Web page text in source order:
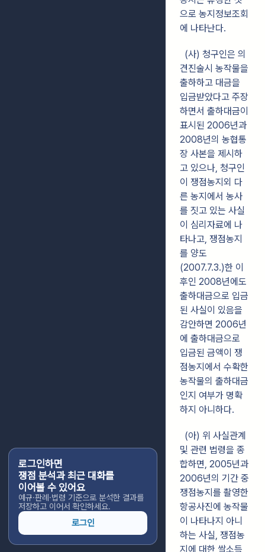
로그인하면
쟁점 분석과 최근 대화를
이어볼 수 있어요
예규·판례·법령 기준으로 분석한 결과를
저장하고 이어서 확인하세요.
로그인
으로 농지정보조회
에 나타난다.
(사) 청구인은 의
견진술시 농작물을
출하하고 대금을
입금받았다고 주장
하면서 출하대금이
표시된 2006년과
2008년의 농협통
장 사본을 제시하
고 있으나, 청구인
이 쟁점농지외 다
른 농지에서 농사
를 짓고 있는 사실
이 심리자료에 나
타나고, 쟁점농지
를 양도
(2007.7.3.)한 이
후인 2008년에도
출하대금으로 입금
된 사실이 있음을
감안하면 2006년
에 출하대금으로
입금된 금액이 쟁
점농지에서 수확한
농작물의 출하대금
인지 여부가 명확
하지 아니하다.
(아) 위 사실관계
및 관련 법령을 종
합하면, 2005년과
2006년의 기간 중
쟁점농지를 촬영한
항공사진에 농작물
이 나타나지 아니
하는 사실, 쟁점농
지에 대한 쌀소득